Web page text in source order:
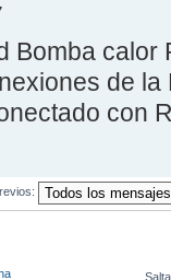
Bomba calor
de la
con